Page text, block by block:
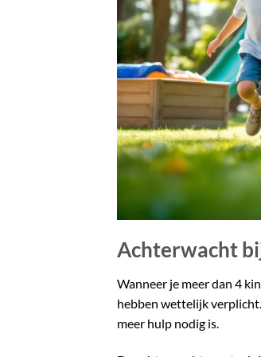
Achterwacht
Wanneer je meer dan 4
hebben wettelijk
meer hulp nodig is.